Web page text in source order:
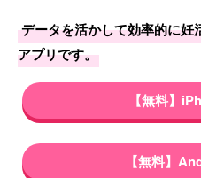
データを活かして効率的に
アプリです。
【無料】
【無料】